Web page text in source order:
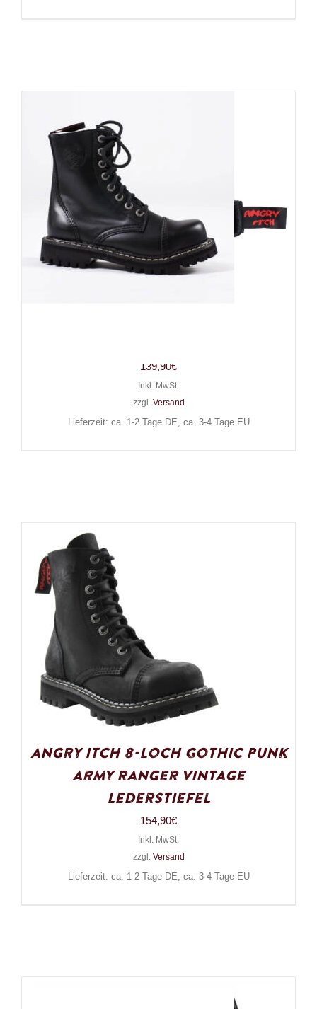
139,90€
Inkl. MwSt.
zzgl. Versand
Lieferzeit: ca. 1-2 Tage DE, ca. 3-4 Tage EU
Angry Itch 8-Loch Gothic Punk
Army Ranger Vintage
Lederstiefel
154,90€
Inkl. MwSt.
zzgl. Versand
Lieferzeit: ca. 1-2 Tage DE, ca. 3-4 Tage EU